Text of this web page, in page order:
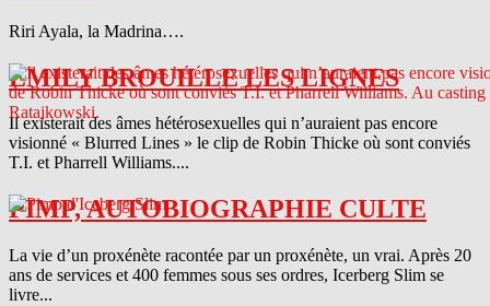
Riri Ayala, la Madrina….
EMILY BROUILLE LES LIGNES
Il existerait des âmes hétérosexuelles qui n’auraient pas encore
visionné « Blurred Lines » le clip de Robin Thicke où sont conviés
T.I. et Pharrell Williams....
PIMP, AUTOBIOGRAPHIE CULTE
La vie d’un proxénète racontée par un proxénète, un vrai. Après 20
ans de services et 400 femmes sous ses ordres, Icerberg Slim se
livre...